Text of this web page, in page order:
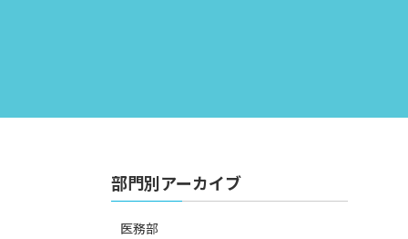
部門別アーカイブ
医務部